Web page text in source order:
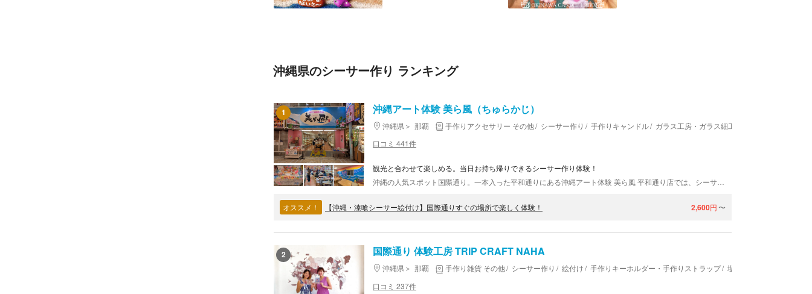
沖縄県のシーサー作り ランキング
1 沖縄アート体験 美ら風（ちゅらかじ）
沖縄県 那覇 手作りアクセサリー その他 シーサー作り 手作りキャンドル
ガラス工房・ガラス細工
口コミ 441件
観光と合わせて楽しめる。当日お持ち帰りできるシーサー作り体験！
オススメ！ 【沖縄・漆喰シーサー絵付け】国際通りすぐの場所で楽しく体験！ 2,600円 〜
2 国際通り 体験工房 TRIP CRAFT NAHA
沖縄県 那覇 手作り雑貨 その他 シーサー作り 絵付け 手作りキーホルダー・手作りストラップ
塩作り
口コミ 237件